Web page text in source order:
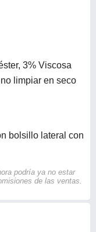
3% Viscosa
limpiar en seco
bolsillo lateral con
podría ya no estar
de las ventas.